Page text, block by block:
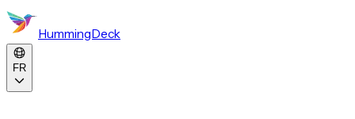
HummingDeck
FR